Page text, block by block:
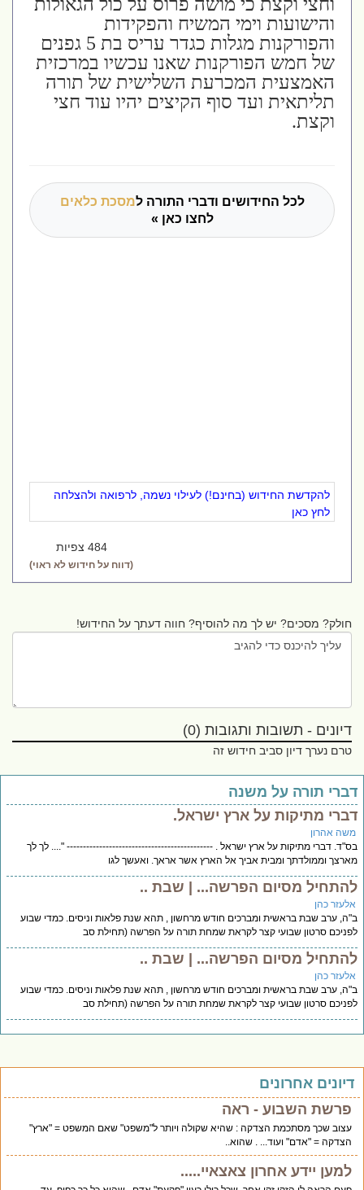
והישועות וימי המשיח והפקידות
והפורקנות מגלות כגדר עריס בת 5 גפנים
של חמש הפורקנות שאנו עכשיו במרכזית
האמצעית המכרעת השלישית של תורה
תליתאית ועד סוף הקיצים יהיו עוד חצי
וקצת.
לכל החידושים ודברי התורה למסכת כלאים
לחצו כאן »
להקדשת החידוש (בחינם!) לעילוי נשמה, לרפואה ולהצלחה
לחץ כאן
484 צפיות
(דווח על חידוש לא ראוי)
חולק? מסכים? יש לך מה להוסיף? חווה דעתך על החידוש!
דיונים - תשובות ותגובות (0)
טרם נערך דיון סביב חידוש זה
תורה על משנה
מתיקות על ארץ ישראל.
אהרון
דברי מתיקות על ארץ ישראל . --------------------------------------------- ".... לך לך
וממולדתך ומבית אביך אל הארץ אשר אראך. ואעשך לגו
מסיום הפרשה... | שבת ..
כהן
ערב שבת בראשית ומברכים חודש מרחשון , תהא שנת פלאות וניסים. כמדי שבוע
סרטון שבועי קצר לקראת שמחת תורה על הפרשה (תחילת סב
מסיום הפרשה... | שבת ..
כהן
ערב שבת בראשית ומברכים חודש מרחשון , תהא שנת פלאות וניסים. כמדי שבוע
סרטון שבועי קצר לקראת שמחת תורה על הפרשה (תחילת סב
אחרונים
פרשת השבוע - ראה
עצוב שכך מסתכמת הצדקה : שהיא שקולה ויותר ל"משפט" שאם המשפט = "ארץ"
הצדקה = "אדם" ועוד... . שהוא..
למען יידע אחרון צאצאיי.....